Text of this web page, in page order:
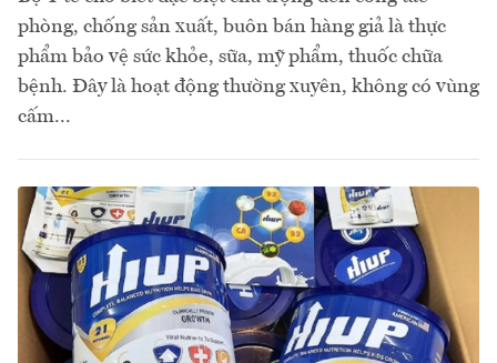
phòng, chống sản xuất, buôn bán hàng giả là thực
phẩm bảo vệ sức khỏe, sữa, mỹ phẩm, thuốc chữa
bệnh. Đây là hoạt động thường xuyên, không có vùng
cấm...